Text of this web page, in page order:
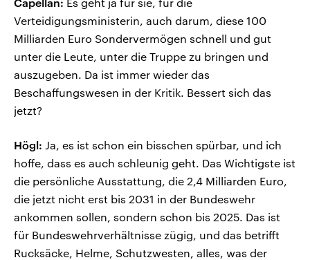
Verteidigungsministerin, auch darum, diese 100
Milliarden Euro Sondervermögen schnell und gut
unter die Leute, unter die Truppe zu bringen und
auszugeben. Da ist immer wieder das
Beschaffungswesen in der Kritik. Bessert sich das
jetzt?
Högl: Ja, es ist schon ein bisschen spürbar, und ich
hoffe, dass es auch schleunig geht. Das Wichtigste ist
die persönliche Ausstattung, die 2,4 Milliarden Euro,
die jetzt nicht erst bis 2031 in der Bundeswehr
ankommen sollen, sondern schon bis 2025. Das ist
für Bundeswehrverhältnisse zügig, und das betrifft
Rucksäcke, Helme, Schutzwesten, alles, was der